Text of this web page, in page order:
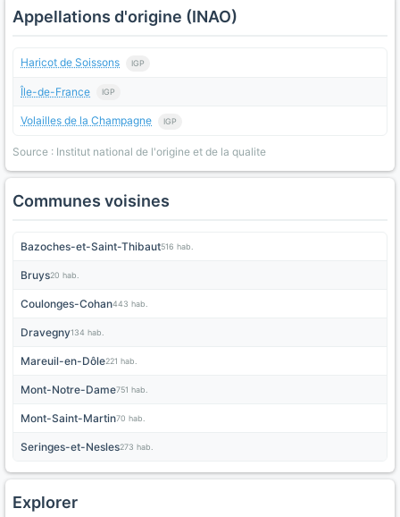
Appellations d'origine (INAO)
Haricot de Soissons IGP
Île-de-France IGP
Volailles de la Champagne IGP
Source : Institut national de l'origine et de la qualite
Communes voisines
Bazoches-et-Saint-Thibaut516 hab.
Bruys20 hab.
Coulonges-Cohan443 hab.
Dravegny134 hab.
Mareuil-en-Dôle221 hab.
Mont-Notre-Dame751 hab.
Mont-Saint-Martin70 hab.
Seringes-et-Nesles273 hab.
Explorer